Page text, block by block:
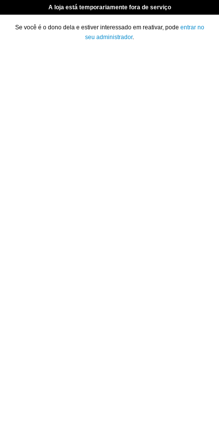
A loja está temporariamente fora de serviço
Se você é o dono dela e estiver interessado em reativar, pode entrar no
seu administrador.